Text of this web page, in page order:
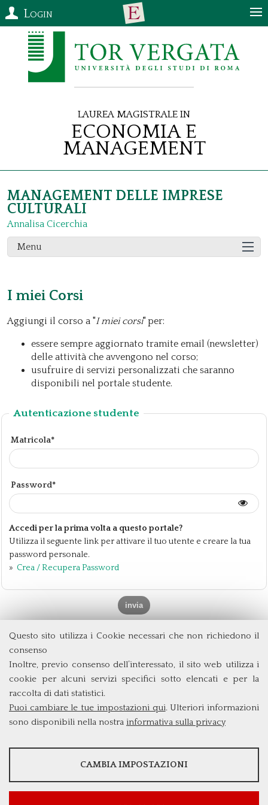
Questo sito utilizza i Cookie necessari che non richiedono il
consenso
Inoltre, previo consenso dell’interessato, il sito web utilizza i
cookie per alcuni servizi specifici sotto elencati e per la
raccolta di dati statistici.
Puoi cambiare le tue impostazioni qui. Ulteriori informazioni
sono disponibili nella nostra informativa sulla privacy
STATISTICHE
CAMBIA IMPOSTAZIONI
Login
Laurea Magistrale in
Economia e
Management
MANAGEMENT DELLE IMPRESE
CULTURALI
Annalisa Cicerchia
Menu
I miei Corsi
Aggiungi il corso a "I miei corsi" per:
essere sempre aggiornato tramite email (newsletter)
delle attività che avvengono nel corso;
usufruire di servizi personalizzati che saranno
disponibili nel portale studente.
Autenticazione studente
Matricola*
Password*
Accedi per la prima volta a questo portale?
Utilizza il seguente link per attivare il tuo utente e creare la tua
password personale.
» Crea / Recupera Password
Università degli Studi di Roma Tor Vergata
Via Columbia, 2
00133 Roma (Italia)
Tel. +39 06 7259 3299/5837
biennio@clem.uniroma2.it